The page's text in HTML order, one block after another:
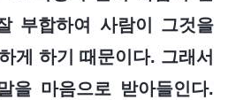
부합하여 사람이 그것을
게 하기 때문이다. 그래서
을 마음으로 받아들인다.